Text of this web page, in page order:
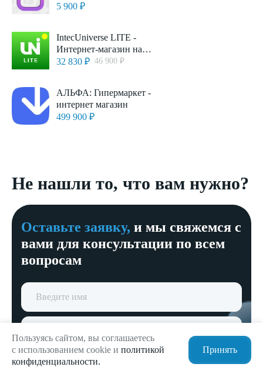
5 900 ₽
IntecUniverse LITE -
Интернет-магазин на
редакции Старт
32 830 ₽ 46 900 ₽
АЛЬФА: Гипермаркет -
интернет магазин
499 900 ₽
Не нашли то, что вам нужно?
Оставьте заявку, и мы свяжемся с
вами для консультации по всем
вопросам
Пользуясь сайтом, вы соглашаетесь
с использованием cookie и политикой
конфиденциальности.
Принять